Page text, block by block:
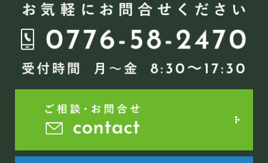
ゲ
ー
シ
ョ
ン